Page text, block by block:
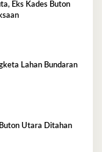
Eks Kades Buton
Lahan Bundaran
Utara Ditahan